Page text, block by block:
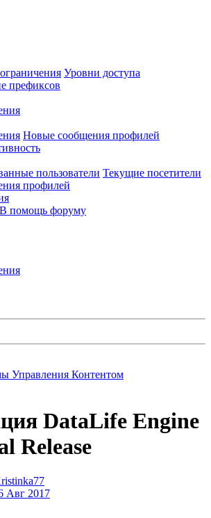
Уровни доступа
префиксов
Новые сообщения профилей
пользователи Текущие посетители
профилей
В помощь форуму
Управления Контентом
DataLife Engine
Release
Авг 2017